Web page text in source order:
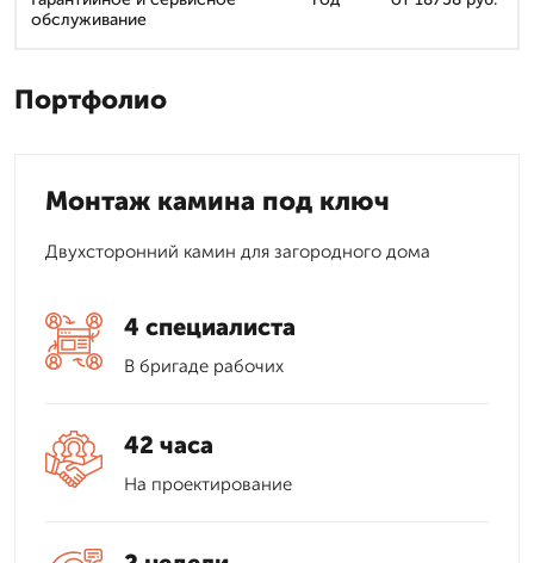
обслуживание
Портфолио
Монтаж камина под ключ
Двухсторонний камин для загородного дома
4 специалиста
В бригаде рабочих
42 часа
На проектирование